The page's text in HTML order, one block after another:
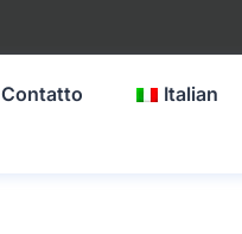
Contatto Italian